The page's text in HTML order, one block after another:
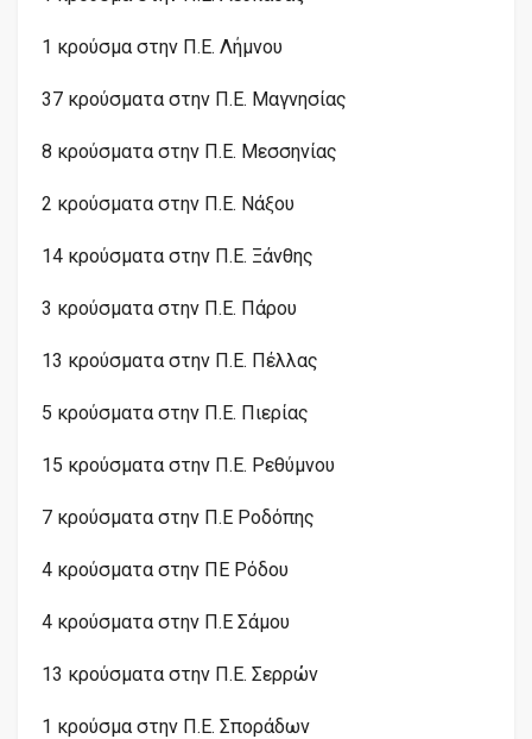
1 κρούσμα στην Π.Ε. Λήμνου
37 κρούσματα στην Π.Ε. Μαγνησίας
8 κρούσματα στην Π.Ε. Μεσσηνίας
2 κρούσματα στην Π.Ε. Νάξου
14 κρούσματα στην Π.Ε. Ξάνθης
3 κρούσματα στην Π.Ε. Πάρου
13 κρούσματα στην Π.Ε. Πέλλας
5 κρούσματα στην Π.Ε. Πιερίας
15 κρούσματα στην Π.Ε. Ρεθύμνου
7 κρούσματα στην Π.Ε Ροδόπης
4 κρούσματα στην ΠΕ Ρόδου
4 κρούσματα στην Π.Ε Σάμου
13 κρούσματα στην Π.Ε. Σερρών
1 κρούσμα στην Π.Ε. Σποράδων